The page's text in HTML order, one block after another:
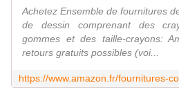
Achetez Ensemble de fournitures
de dessin comprenant des
gommes et des taille-crayons:
retours gratuits possibles (voi...